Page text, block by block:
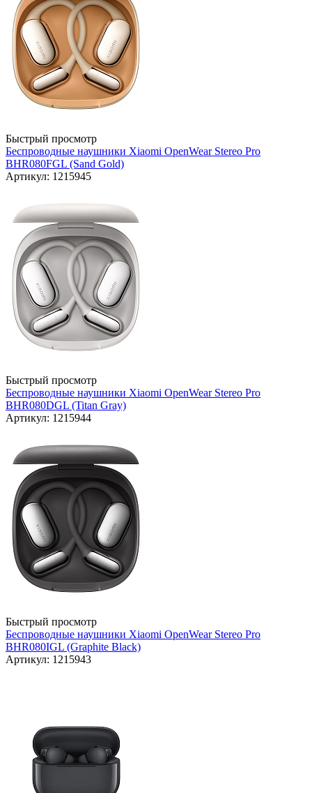
Быстрый просмотр
Беспроводные наушники Xiaomi OpenWear Stereo Pro
BHR080FGL (Sand Gold)
Артикул: 1215945
Быстрый просмотр
Беспроводные наушники Xiaomi OpenWear Stereo Pro
BHR080DGL (Titan Gray)
Артикул: 1215944
Быстрый просмотр
Беспроводные наушники Xiaomi OpenWear Stereo Pro
BHR080IGL (Graphite Black)
Артикул: 1215943